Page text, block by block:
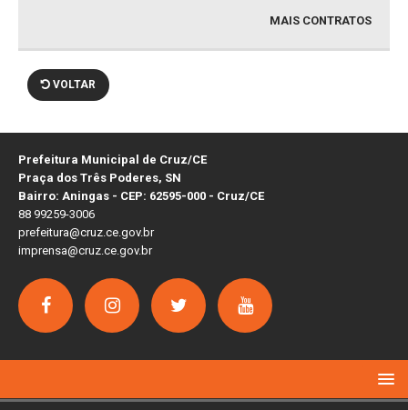
MAIS CONTRATOS
VOLTAR
Prefeitura Municipal de Cruz/CE
Praça dos Três Poderes, SN
Bairro: Aningas - CEP: 62595-000 - Cruz/CE
88 99259-3006
prefeitura@cruz.ce.gov.br
imprensa@cruz.ce.gov.br